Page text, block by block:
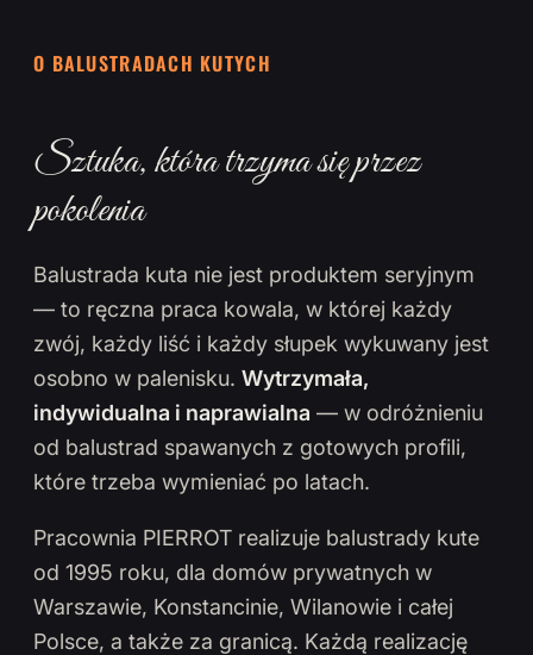
O BALUSTRADACH KUTYCH
Sztuka, która trzyma się przez
pokolenia
Balustrada kuta nie jest produktem seryjnym
— to ręczna praca kowala, w której każdy
zwój, każdy liść i każdy słupek wykuwany jest
osobno w palenisku. Wytrzymała,
indywidualna i naprawialna — w odróżnieniu
od balustrad spawanych z gotowych profili,
które trzeba wymieniać po latach.
Pracownia PIERROT realizuje balustrady kute
od 1995 roku, dla domów prywatnych w
Warszawie, Konstancinie, Wilanowie i całej
Polsce, a także za granicą. Każdą realizację